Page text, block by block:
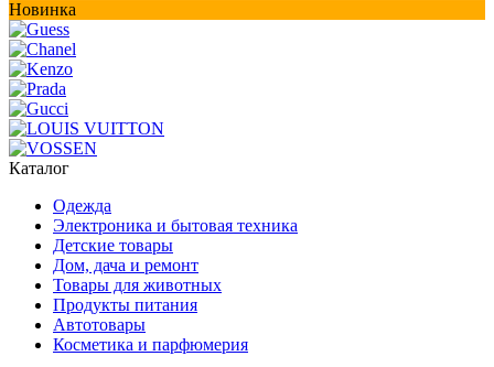
Новинка
Каталог
Одежда
Электроника и бытовая техника
Детские товары
Дом, дача и ремонт
Товары для животных
Продукты питания
Автотовары
Косметика и парфюмерия